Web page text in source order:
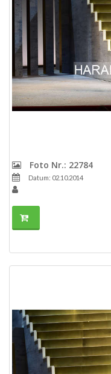
Foto Nr.: 22784
Datum: 02.10.2014